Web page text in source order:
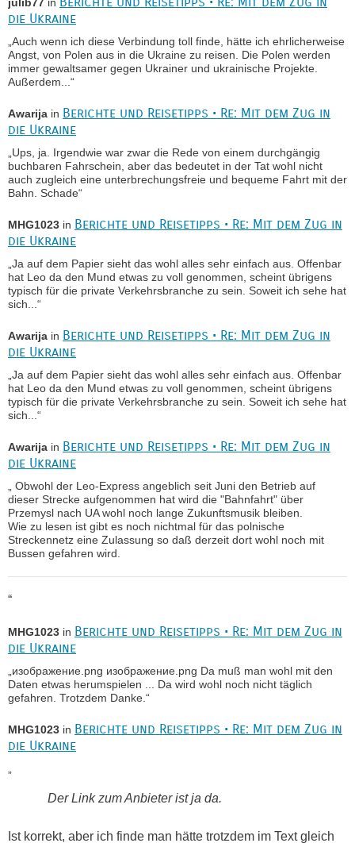
die Ukraine
„Auch wenn ich diese Verbindung toll finde, hätte ich ehrlicherweise
Angst, von Polen aus in die Ukraine zu reisen. Die Polen werden
immer gewaltsamer gegen Ukrainer und ukrainische Projekte.
Außerdem...“
Awarija in Berichte und Reisetipps • Re: Mit dem Zug in
die Ukraine
„Ups, ja. Irgendwie war zwar die Rede von einem durchgängig
buchbaren Fahrschein, aber das bedeutet in der Tat wohl nicht
auch zugleich eine unterbrechungsfreie und bequeme Fahrt mit der
Bahn. Schade“
MHG1023 in Berichte und Reisetipps • Re: Mit dem Zug in
die Ukraine
„Ja auf dem Papier sieht das wohl alles sehr einfach aus. Offenbar
hat Leo da den Mund etwas zu voll genommen, scheint übrigens
typisch für die private Verkehrsbranche zu sein. Soweit ich sehe hat
sich...“
Awarija in Berichte und Reisetipps • Re: Mit dem Zug in
die Ukraine
„Ja auf dem Papier sieht das wohl alles sehr einfach aus. Offenbar
hat Leo da den Mund etwas zu voll genommen, scheint übrigens
typisch für die private Verkehrsbranche zu sein. Soweit ich sehe hat
sich...“
Awarija in Berichte und Reisetipps • Re: Mit dem Zug in
die Ukraine
„ Obwohl der Leo-Express angeblich seit Juni den Betrieb auf
dieser Strecke aufgenommen hat wird die "Bahnfahrt" über
Przemysl nach UA wohl noch lange Zukunftsmusik bleiben.
Wie zu lesen ist gibt es noch nichtmal für das polnische
Streckennetz eine Zulassung so daß derzeit dort wohl noch mit
Bussen gefahren wird.
“
MHG1023 in Berichte und Reisetipps • Re: Mit dem Zug in
die Ukraine
„изображение.png изображение.png Da muß man wohl mit den
Daten etwas herumspielen ... Da wird wohl noch nicht täglich
gefahren. Trotzdem Danke.“
MHG1023 in Berichte und Reisetipps • Re: Mit dem Zug in
die Ukraine
Der Link zum Anbieter ist ja da.
Ist korrekt, aber ich finde man hätte trotzdem im Text gleich